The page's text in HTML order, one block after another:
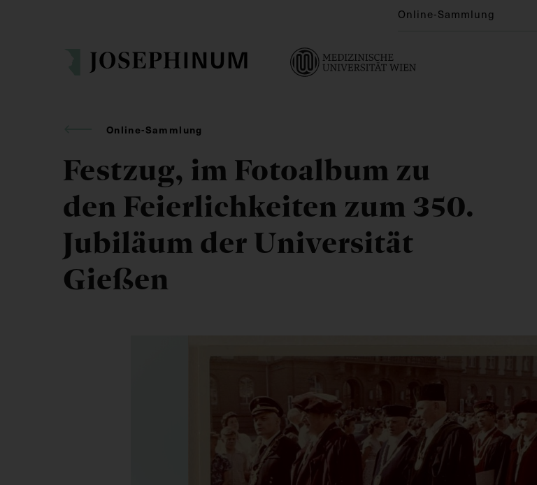
Online-Sammlung
Online-Sammlung
Festzug, im Fotoalbum zu
den Feierlichkeiten zum 350.
Jubiläum der Universität
Gießen